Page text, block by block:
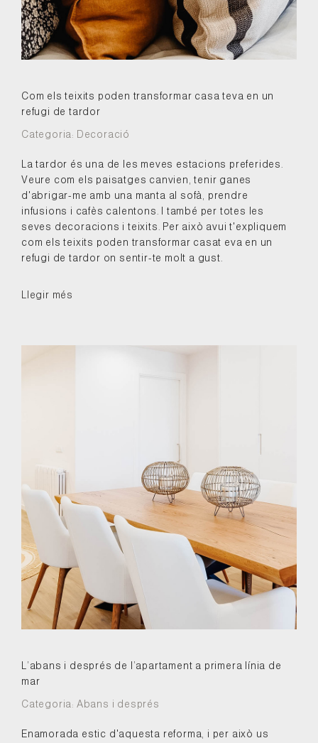
Com els teixits poden transformar casa teva en un
refugi de tardor
Categoria: Decoració
La tardor és una de les meves estacions preferides.
Veure com els paisatges canvien, tenir ganes
d'abrigar-me amb una manta al sofà, prendre
infusions i cafès calentons. I també per totes les
seves decoracions i teixits. Per això avui t'expliquem
com els teixits poden transformar casat eva en un
refugi de tardor on sentir-te molt a gust.
Llegir més
L’abans i després de l’apartament a primera línia de
mar
Categoria: Abans i després
Enamorada estic d'aquesta reforma, i per això us